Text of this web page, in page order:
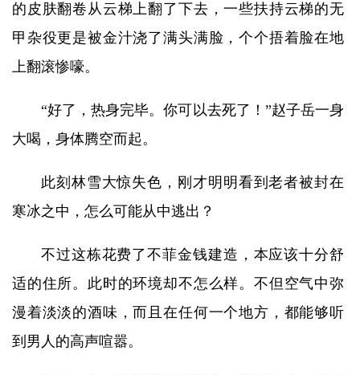
的皮肤翻卷从云梯上翻了下去，一些扶持云梯的无
甲杂役更是被金汁浇了满头满脸，个个捂着脸在地
上翻滚惨嚎。
“好了，热身完毕。你可以去死了！”赵子岳一身
大喝，身体腾空而起。
此刻林雪大惊失色，刚才明明看到老者被封在
寒冰之中，怎么可能从中逃出？
不过这栋花费了不菲金钱建造，本应该十分舒
适的住所。此时的环境却不怎么样。不但空气中弥
漫着淡淡的酒味，而且在任何一个地方，都能够听
到男人的高声喧嚣。